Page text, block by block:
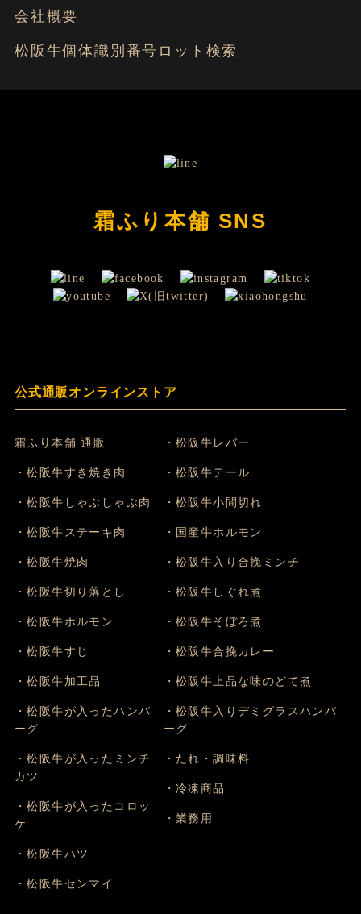
会社概要
松阪牛個体識別番号ロット検索
霜ふり本舗 SNS
公式通販オンラインストア
霜ふり本舗 通販
・松阪牛すき焼き肉
・松阪牛しゃぶしゃぶ肉
・松阪牛ステーキ肉
・松阪牛焼肉
・松阪牛切り落とし
・松阪牛ホルモン
・松阪牛すじ
・松阪牛加工品
・松阪牛が入ったハンバ
ーグ
・松阪牛が入ったミンチ
カツ
・松阪牛が入ったコロッ
ケ
・松阪牛ハツ
・松阪牛センマイ
・松阪牛レバー
・松阪牛テール
・松阪牛小間切れ
・国産牛ホルモン
・松阪牛入り合挽ミンチ
・松阪牛しぐれ煮
・松阪牛そぼろ煮
・松阪牛合挽カレー
・松阪牛上品な味のどて煮
・松阪牛入りデミグラスハンバ
ーグ
・たれ・調味料
・冷凍商品
・業務用